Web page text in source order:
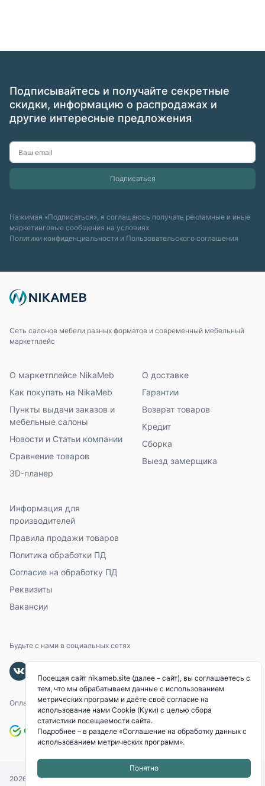
Подписывайтесь и получайте секретные
скидки, информацию о распродажах и
другие интересные предложения
Нажимая «Подписаться», я соглашаюсь получать рекламные и иные
маркетинговые сообщения на условиях
Политики конфиденциальности и Пользовательского соглашения
Сеть салонов мебели разных форматов и современный мебельный
маркетплейс
О маркетплейсе NikaMeb
Как покупать на NikaMeb
Пункты выдачи заказов и
мебельные салоны
Новости и Статьи компании
Сравнение товаров
3D-планер
О доставке
Гарантии
Возврат товаров
Кредит
Сборка
Выезд замерщика
Информация для
производителей
Правила продажи товаров
Политика обработки ПД
Согласие на обработку ПД
Реквизиты
Вакансии
Будьте с нами в социальных сетях
Оплачивайте с помощью
2026 © «NIKAMEB». Все права защищены.
Посещая сайт nikameb.site (далее – сайт), вы соглашаетесь с
тем, что мы обрабатываем данные с использованием
метрических программ и даёте своё согласие на
использование нами Cookie (Куки) с целью сбора
статистики посещаемости сайта.
Подробнее – в разделе «Соглашение на обработку данных с
использованием метрических программ».
Понятно